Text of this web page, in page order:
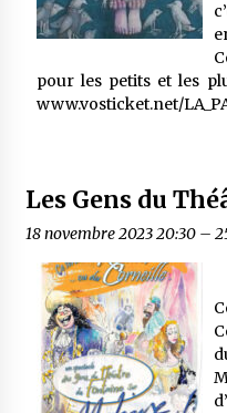
pour les petits et les
www.vosticket.net/
Les Gens du
18 novembre 2023 20:30–